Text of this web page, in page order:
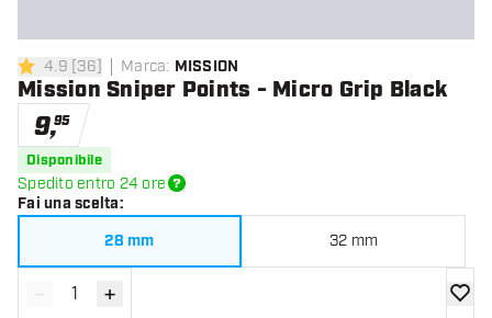
4.9 stelle di valutazione
4.9 [36] Marca: MISSION
Mission Sniper Points - Micro Grip Black
9,95
Disponibile
Spedito entro 24 ore
Fai una scelta:
28 mm
32 mm
Diminuisci quantità
- Aumenta quantità
+